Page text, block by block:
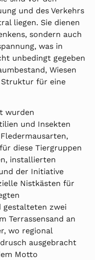
und des Verkehrs
liegen. Sie dienen
sondern auch
was in
unbedingt gegeben
Wiesen
für eine
wurden
und Insekten
diese Tiergruppen
installierten
der Initiative
Nistkästen für
gestalteten zwei
Terrassensand an
wo regional
ausgebracht
Motto